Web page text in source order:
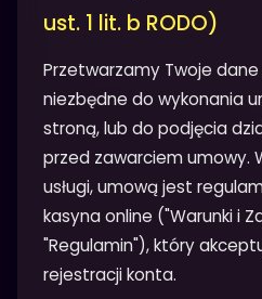
ust. 1 lit. b RODO)
Przetwarzamy Twoje
niezbędne do wykonania
stroną, lub do podjęcia
przed zawarciem umowy.
usługi, umową jest
kasyna online ("Warunki i
"Regulamin"), który
rejestracji konta.